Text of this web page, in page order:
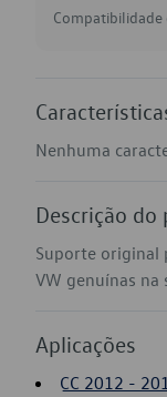
Compatibilidade
Nenhuma
Descrição do
Suporte original
VW genuínas
Aplicações
CC 2012 -